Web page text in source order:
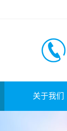
关于我们